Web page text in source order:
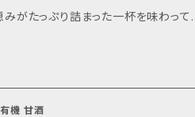
発酵食品 有機 甘酒